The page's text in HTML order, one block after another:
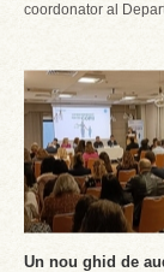
coordonator al
Un nou ghid de